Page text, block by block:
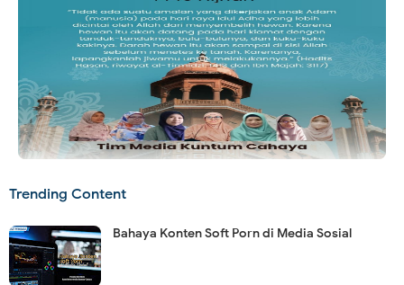
Trending Content
Bahaya Konten Soft Porn di Media Sosial